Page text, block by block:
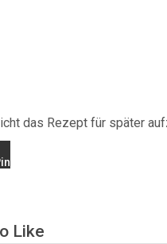
das Rezept für später
Like